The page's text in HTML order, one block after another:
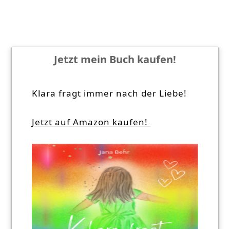
Jetzt mein Buch kaufen!
Klara fragt immer nach der Liebe!
Jetzt auf Amazon kaufen!